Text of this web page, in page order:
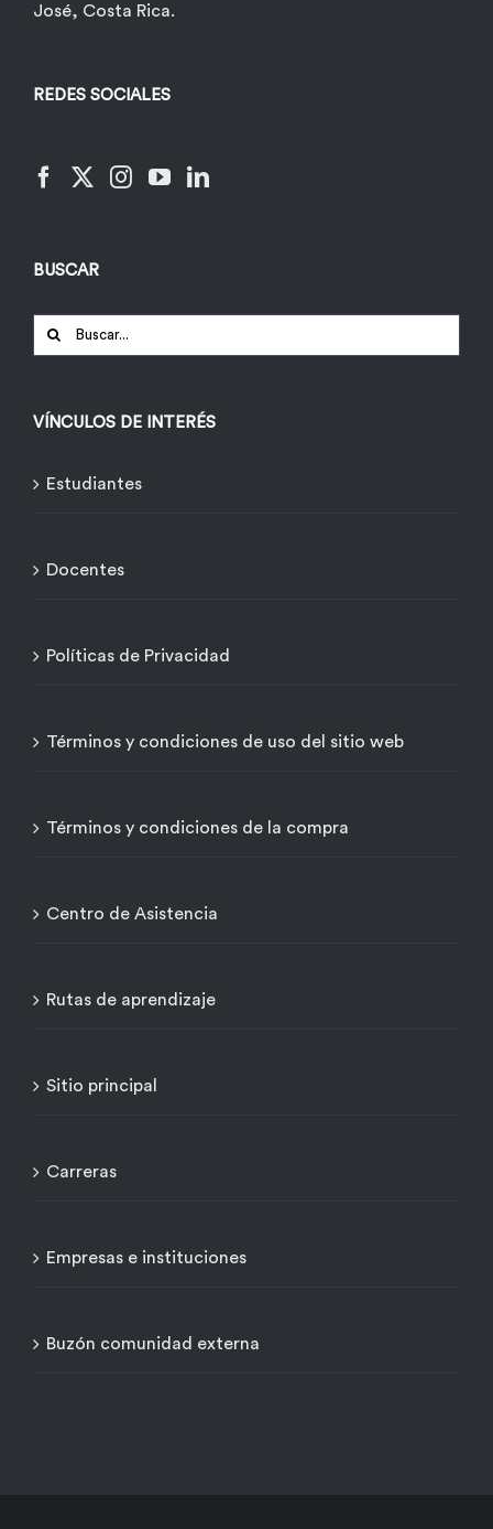
José, Costa Rica.
REDES SOCIALES
BUSCAR
Buscar:
VÍNCULOS DE INTERÉS
Estudiantes
Docentes
Políticas de Privacidad
Términos y condiciones de uso del sitio web
Términos y condiciones de la compra
Centro de Asistencia
Rutas de aprendizaje
Sitio principal
Carreras
Empresas e instituciones
Buzón comunidad externa